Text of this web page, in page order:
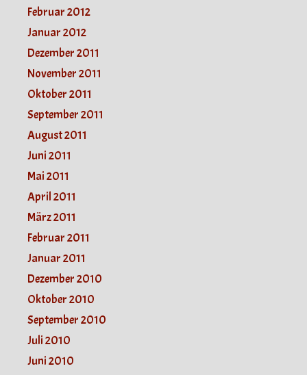
Februar 2012
Januar 2012
Dezember 2011
November 2011
Oktober 2011
September 2011
August 2011
Juni 2011
Mai 2011
April 2011
März 2011
Februar 2011
Januar 2011
Dezember 2010
Oktober 2010
September 2010
Juli 2010
Juni 2010